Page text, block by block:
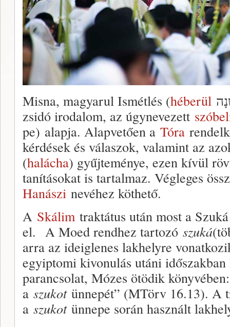
Misna, magyarul Ismétlés (héberül
zsidó irodalom, az úgynevezett
pe) alapja. Alapvetően a Tóra
kérdések és válaszok, valamint az
(halácha) gyűjteménye, ezen kívül
tanításokat is tartalmaz. Végleges
Hanászi nevéhez köthető.
A Skálim traktátus után most a
el. A Moed rendhez tartozó szuká
arra az ideiglenes lakhelyre
egyiptomi kivonulás utáni
parancsolat, Mózes ötödik
a szukotünnepét” (MTörv 16.13). A
a szukotünnepe során használt